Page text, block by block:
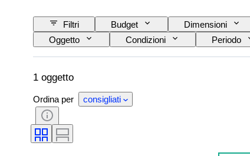
Filtri Budget Dimensioni
Oggetto
Condizioni Periodo
1 oggetto
Ordina per consigliati